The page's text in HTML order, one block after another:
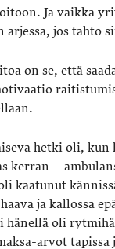
Ja vaikka
arjessa, jos tahto
on se, että
hetki oli, kun
kerran –
kaatunut
ja kallossa
hänellä oli
arvot tapissa